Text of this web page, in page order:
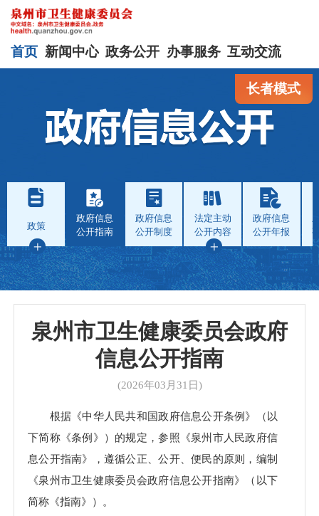
首页 新闻中心 政务公开 办事服务 互动交流
长者模式
政策
政府信息
公开指南
政府信息
公开制度
法定主动
公开内容
政府信息
公开年报
泉州市卫生健康委员会政府
信息公开指南
(2026年03月31日)
根据《中华人民共和国政府信息公开条例》（以
下简称《条例》）的规定，参照《泉州市人民政府信
息公开指南》，遵循公正、公开、便民的原则，编制
《泉州市卫生健康委员会政府信息公开指南》（以下
简称《指南》）。